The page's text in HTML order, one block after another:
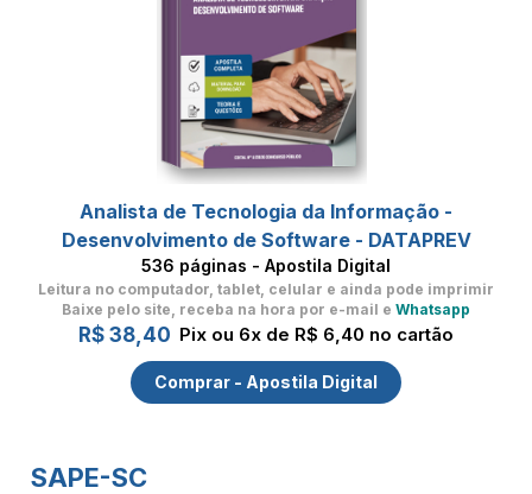
Analista de Tecnologia da Informação -
Desenvolvimento de Software - DATAPREV
536 páginas - Apostila Digital
Leitura no computador, tablet, celular e ainda pode imprimir
Baixe pelo site, receba na hora por e-mail e Whatsapp
R$ 38,40 Pix ou 6x de R$ 6,40 no cartão
Comprar - Apostila Digital
SAPE-SC